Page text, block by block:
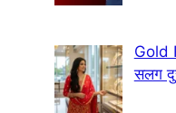
Gold
सलग